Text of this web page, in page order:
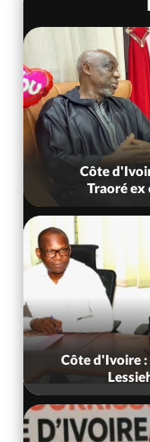
Côte
Traoré ex
Côte d'Ivoire :